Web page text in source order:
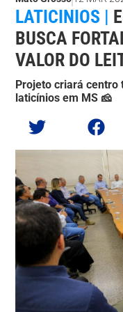
LATICINIOS |
BUSCA
VALOR DO
Projeto criará centro
laticínios em MS 🧀